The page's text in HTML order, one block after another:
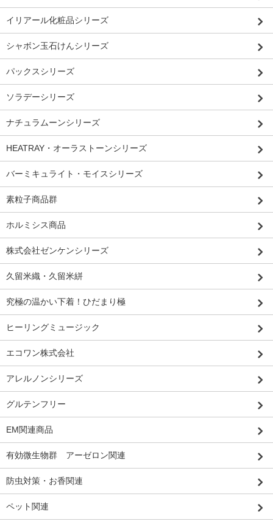
イリアール化粧品シリーズ
シャボン玉石けんシリーズ
パックスシリーズ
ソラデーシリーズ
ナチュラムーンシリーズ
HEATRAY・オーラストーンシリーズ
バーミキュライト・モイスシリーズ
素粒子商品群
ホルミシス商品
株式会社ゼンケンシリーズ
久留米織・久留米絣
究極の温かい下着！ひだまり極
ヒーリングミュージック
エコワン株式会社
アレルノンシリーズ
グルテンフリー
EM関連商品
有効微生物群 アーゼロン関連
防虫対策・お香関連
ペット関連